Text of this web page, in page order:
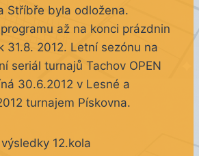
Stříbře byla odložena.
až na konci prázdnin
31.8. 2012. Letní sezónu na
seriál turnajů Tachov OPEN
30.6.2012 v Lesné a
turnajem Pískovna.
výsledky 12.kola